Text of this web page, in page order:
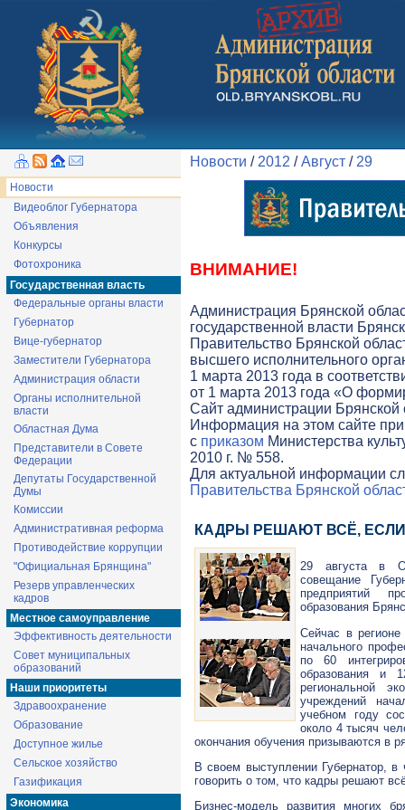
Новости
Видеоблог Губернатора
Объявления
Конкурсы
Фотохроника
Государственная власть
Федеральные органы власти
Губернатор
Вице-губернатор
Заместители Губернатора
Администрация области
Органы исполнительной
власти
Областная Дума
Представители в Совете
Федерации
Депутаты Государственной
Думы
Комиссии
Административная реформа
Противодействие коррупции
"Официальная Брянщина"
Резерв управленческих
кадров
Местное самоуправление
Эффективность деятельности
Совет муниципальных
образований
Наши приоритеты
Здравоохранение
Образование
Доступное жилье
Сельское хозяйство
Газификация
Экономика
Новости / 2012 /Август / 29
ВНИМАНИЕ!
Администрация Брянской
государственной власти
Правительство Брянской
высшего исполнительного
1 марта 2013 года в
от 1 марта 2013 года «О
Cайт администрации Брянской
Информация на этом сайте
с приказом Министерства
2010 г. № 558.
Для актуальной информации
Правительства Брянской
КАДРЫ РЕШАЮТ ВСЁ,
29 августа в
совещание
предприятий
образования
Сейчас в
начального
по 60
образования и
региональной
учреждений
учебном году
около 4 тысяч
окончания обучения призываются в
В своем выступлении Губернатор,
говорить о том, что кадры решают
Бизнес-модель развития многих